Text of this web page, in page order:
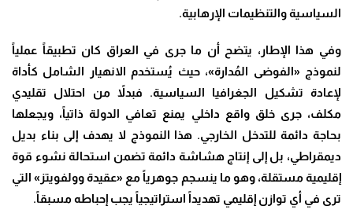
السياسية والتنظيمات الإرهابية.
وفي هذا الإطار، يتضح أن ما جرى في العراق كان تطبيقاً عملياً
لنموذج «الفوضى المُدارة»، حيث يُستخدم الانهيار الشامل كأداة
لإعادة تشكيل الجغرافيا السياسية. فبدلاً من احتلال تقليدي
مكلف، جرى خلق واقع داخلي يمنع تعافي الدولة ذاتياً، ويجعلها
بحاجة دائمة للتدخل الخارجي. هذا النموذج لا يهدف إلى بناء بديل
ديمقراطي، بل إلى إنتاج هشاشة دائمة تضمن استحالة نشوء قوة
إقليمية مستقلة، وهو ما ينسجم جوهرياً مع «عقيدة وولفويتز» التي
ترى في أي توازن إقليمي تهديداً استراتيجياً يجب إحباطه مسبقاً.